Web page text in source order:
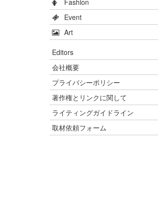
Event
Art
Editors
会社概要
プライバシーポリシー
著作権とリンクに関して
ライティングガイドライン
取材依頼フォーム